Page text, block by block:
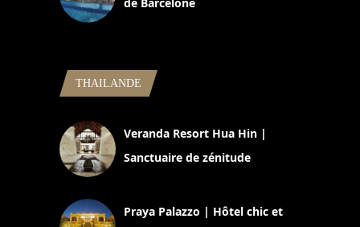
THAILANDE
Veranda Resort Hua Hin |
Sanctuaire de zénitude
Praya Palazzo | Hôtel chic et